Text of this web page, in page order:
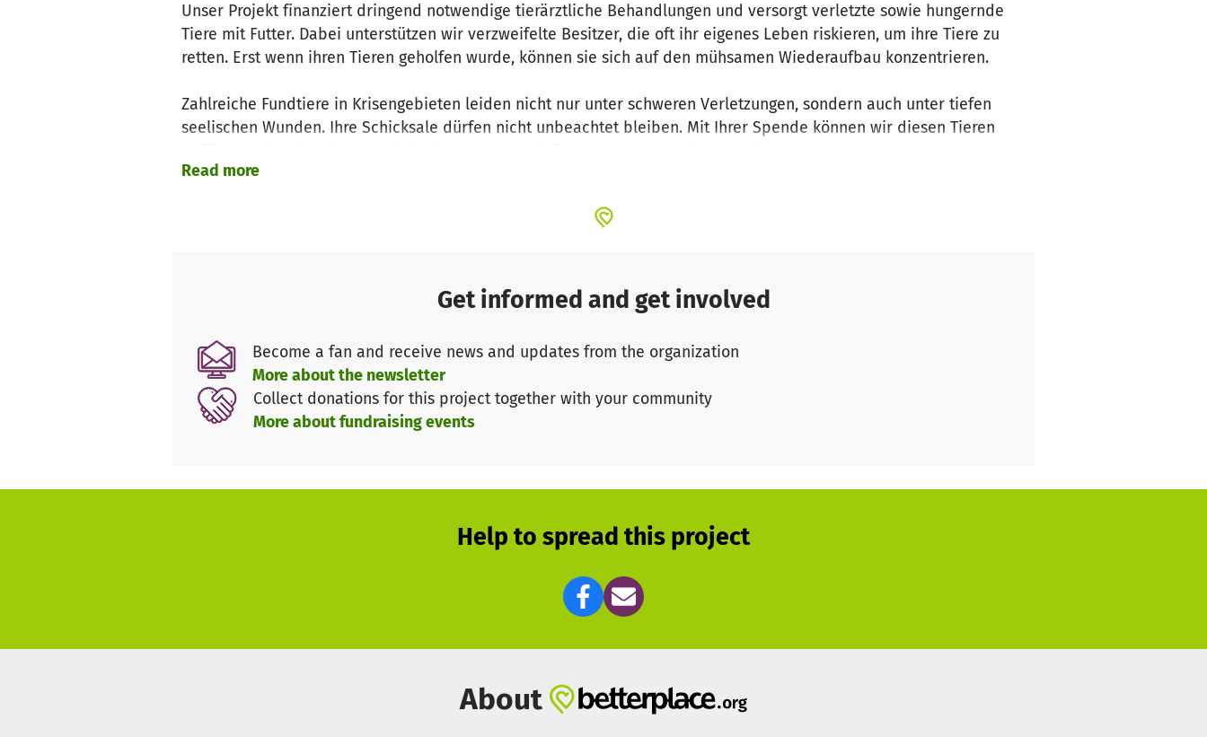
Unser Projekt finanziert dringend notwendige tierärztliche Behandlungen und versorgt verletzte sowie hungernde
Tiere mit Futter. Dabei unterstützen wir verzweifelte Besitzer, die oft ihr eigenes Leben riskieren, um ihre Tiere zu
retten. Erst wenn ihren Tieren geholfen wurde, können sie sich auf den mühsamen Wiederaufbau konzentrieren.
Zahlreiche Fundtiere in Krisengebieten leiden nicht nur unter schweren Verletzungen, sondern auch unter tiefen
seelischen Wunden. Ihre Schicksale dürfen nicht unbeachtet bleiben. Mit Ihrer Spende können wir diesen Tieren
Read more
Get informed and get involved
Become a fan and receive news and updates from the organization
More about the newsletter
Collect donations for this project together with your community
More about fundraising events
Help to spread this project
About